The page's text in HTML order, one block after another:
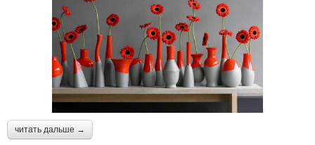
читать дальше →